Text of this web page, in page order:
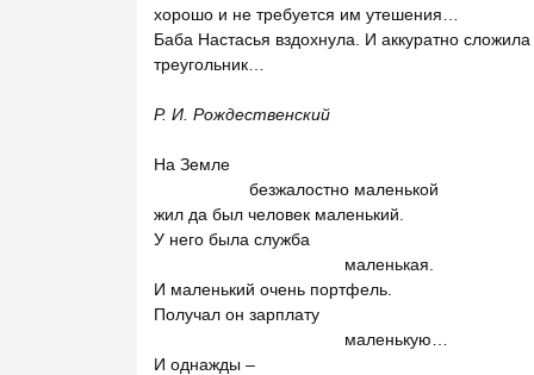
хорошо и не требуется им утешения…
Баба Настасья вздохнула. И аккуратно
треугольник…
Р. И. Рождественский
На Земле
безжалостно маленькой
жил да был человек маленький.
У него была служба
маленькая.
И маленький очень портфель.
Получал он зарплату
маленькую…
И однажды –